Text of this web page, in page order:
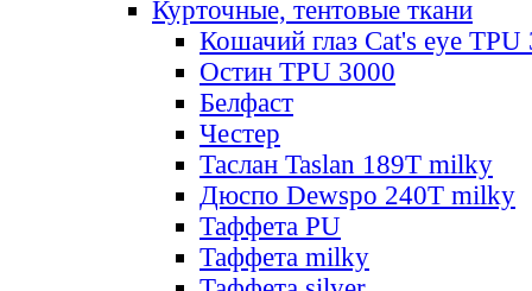
Курточные, тентовые ткани
Кошачий глаз Cat's eye TPU
Остин TPU 3000
Белфаст
Честер
Таслан Taslan 189T milky
Дюспо Dewspo 240T milky
Таффета PU
Таффета milky